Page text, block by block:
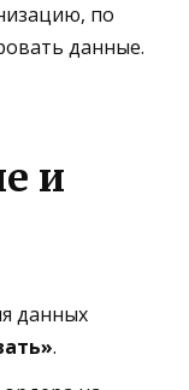
по
данные.
и
данных
.